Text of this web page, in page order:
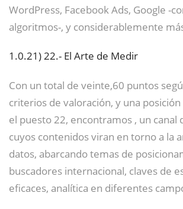
WordPress, Facebook Ads, Google -
algoritmos-, y considerablemente
1.0.21)22.- El Arte de Medir
Con un total de veinte,60 puntos
criterios de valoración, y una
el puesto 22, encontramos , un canal
cuyos contenidos viran en torno a la
datos, abarcando temas de
buscadores internacional, claves de
eficaces, analítica en diferentes